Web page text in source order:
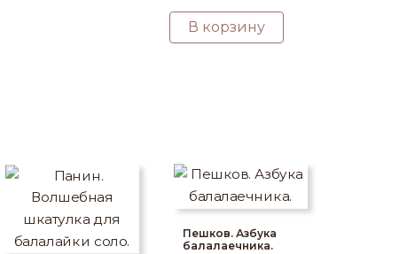
В корзину
Пешков. Азбука
балалаечника.